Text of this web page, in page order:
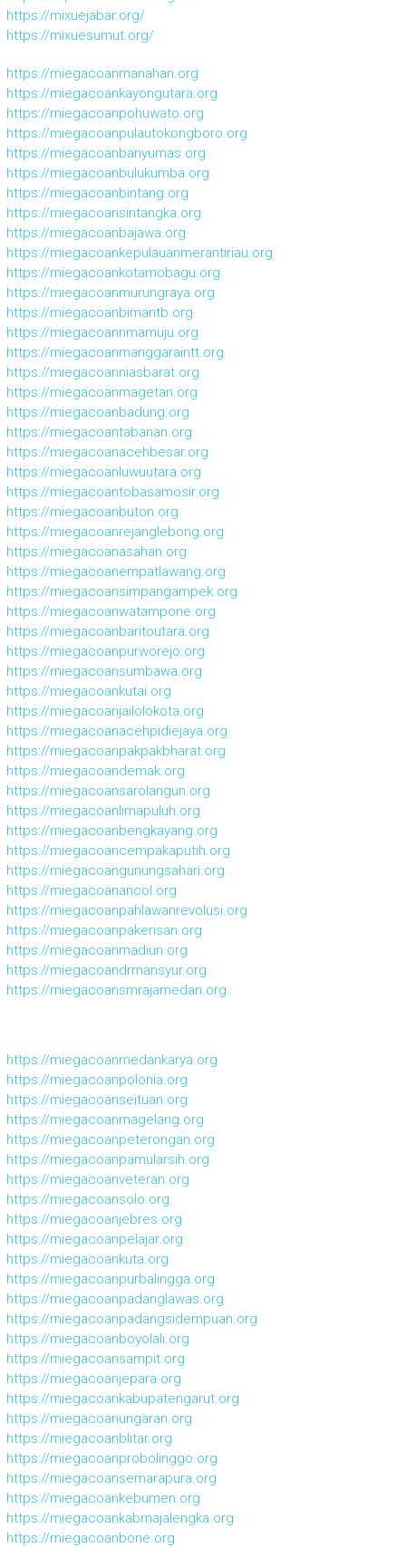
https://mixuejabar.org/
https://mixuesumut.org/
https://miegacoanmanahan.org
https://miegacoankayongutara.org
https://miegacoanpohuwato.org
https://miegacoanpulautokongboro.org
https://miegacoanbanyumas.org
https://miegacoanbulukumba.org
https://miegacoanbintang.org
https://miegacoansintangka.org
https://miegacoanbajawa.org
https://miegacoankepulauanmerantiriau.org
https://miegacoankotamobagu.org
https://miegacoanmurungraya.org
https://miegacoanbimantb.org
https://miegacoannmamuju.org
https://miegacoanmanggaraintt.org
https://miegacoanniasbarat.org
https://miegacoanmagetan.org
https://miegacoanbadung.org
https://miegacoantabanan.org
https://miegacoanacehbesar.org
https://miegacoanluwuutara.org
https://miegacoantobasamosir.org
https://miegacoanbuton.org
https://miegacoanrejanglebong.org
https://miegacoanasahan.org
https://miegacoanempatlawang.org
https://miegacoansimpangampek.org
https://miegacoanwatampone.org
https://miegacoanbaritoutara.org
https://miegacoanpurworejo.org
https://miegacoansumbawa.org
https://miegacoankutai.org
https://miegacoanjailolokota.org
https://miegacoanacehpidiejaya.org
https://miegacoanpakpakbharat.org
https://miegacoandemak.org
https://miegacoansarolangun.org
https://miegacoanlimapuluh.org
https://miegacoanbengkayang.org
https://miegacoancempakaputih.org
https://miegacoangunungsahari.org
https://miegacoanancol.org
https://miegacoanpahlawanrevolusi.org
https://miegacoanpakerisan.org
https://miegacoanmadiun.org
https://miegacoandrmansyur.org
https://miegacoansmrajamedan.org
https://miegacoanmedankarya.org
https://miegacoanpolonia.org
https://miegacoanseituan.org
https://miegacoanmagelang.org
https://miegacoanpeterongan.org
https://miegacoanpamularsih.org
https://miegacoanveteran.org
https://miegacoansolo.org
https://miegacoanjebres.org
https://miegacoanpelajar.org
https://miegacoankuta.org
https://miegacoanpurbalingga.org
https://miegacoanpadanglawas.org
https://miegacoanpadangsidempuan.org
https://miegacoanboyolali.org
https://miegacoansampit.org
https://miegacoanjepara.org
https://miegacoankabupatengarut.org
https://miegacoanungaran.org
https://miegacoanblitar.org
https://miegacoanprobolinggo.org
https://miegacoansemarapura.org
https://miegacoankebumen.org
https://miegacoankabmajalengka.org
https://miegacoanbone.org